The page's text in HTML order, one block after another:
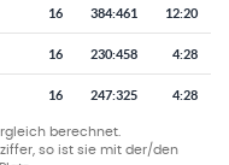
16 384:461 12:20
16 230:458 4:28
16 247:325 4:28
berechnet.
so ist sie mit der/den